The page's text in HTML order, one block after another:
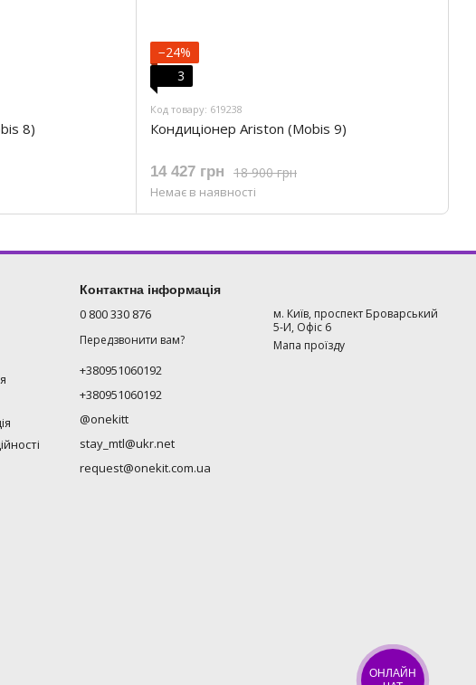
8)
−24%
3
Код товару: 619238
Кондиціонер Ariston (Mobis 9)
18 900 грн
14 427 грн
Немає в наявності
Контактна інформація
0 800 330 876
Передзвонити вам?
+380951060192
+380951060192
@onekitt
stay_mtl@ukr.net
request@onekit.com.ua
м. Київ, проспект Броварський
5-И, Офіс 6
Мапа проїзду
ОНЛАЙН
ЧАТ